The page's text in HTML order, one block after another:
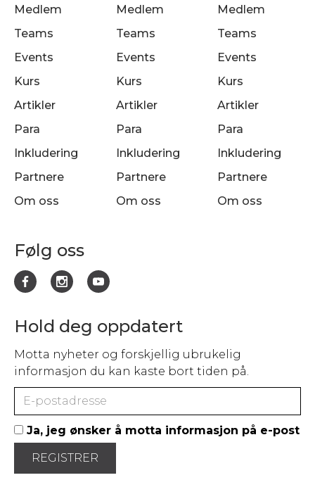
Medlem
Teams
Events
Kurs
Artikler
Para
Inkludering
Partnere
Om oss
Medlem
Teams
Events
Kurs
Artikler
Para
Inkludering
Partnere
Om oss
Medlem
Teams
Events
Kurs
Artikler
Para
Inkludering
Partnere
Om oss
Følg oss
Hold deg oppdatert
Motta nyheter og forskjellig ubrukelig
informasjon du kan kaste bort tiden på.
Ja, jeg ønsker å motta informasjon på e-post